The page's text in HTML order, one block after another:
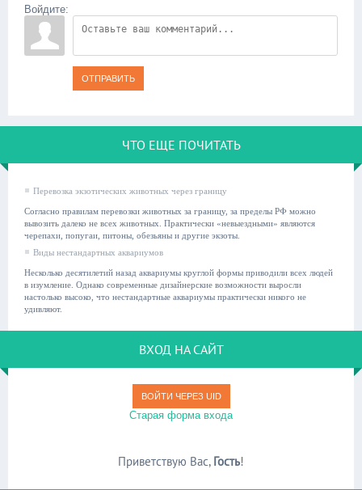
Войдите:
ОТПРАВИТЬ
ЧТО ЕЩЕ ПОЧИТАТЬ
Перевозка экзотических животных через границу
Согласно правилам перевозки животных за границу, за пределы РФ можно
вывозить далеко не всех животных. Практически «невыездными» являются
черепахи, попугаи, питоны, обезьяны и другие экзоты.
Виды нестандартных аквариумов
Несколько десятилетий назад аквариумы круглой формы приводили всех людей
в изумление. Однако современные дизайнерские возможности выросли
настолько высоко, что нестандартные аквариумы практически никого не
удивляют.
ВХОД НА САЙТ
ВОЙТИ ЧЕРЕЗ UID
Старая форма входа
Приветствую Вас, Гость!